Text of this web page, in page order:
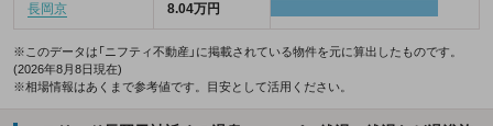
長岡京 8.04万円
※このデータは「ニフティ不動産」に掲載されている物件を元に算出したものです。
(2026年8月8日現在)
※相場情報はあくまで参考値です。目安として活用ください。